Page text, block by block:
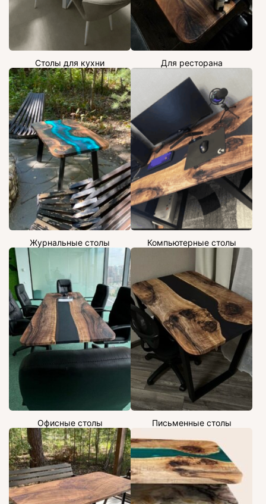
Столы для кухни Для ресторана
Журнальные столы Компьютерные столы
Офисные столы Письменные столы